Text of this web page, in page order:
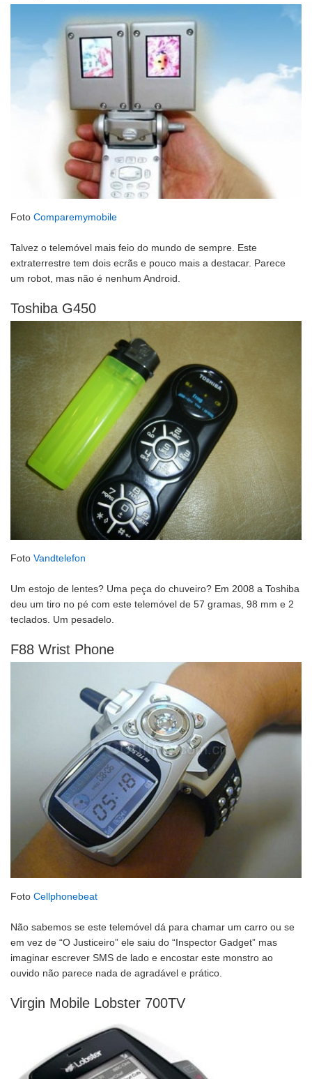
Foto Comparemymobile
Talvez o telemóvel mais feio do mundo de sempre. Este
extraterrestre tem dois ecrãs e pouco mais a destacar. Parece
um robot, mas não é nenhum Android.
Toshiba G450
Foto Vandtelefon
Um estojo de lentes? Uma peça do chuveiro? Em 2008 a Toshiba
deu um tiro no pé com este telemóvel de 57 gramas, 98 mm e 2
teclados. Um pesadelo.
F88 Wrist Phone
Foto Cellphonebeat
Não sabemos se este telemóvel dá para chamar um carro ou se
em vez de “O Justiceiro” ele saiu do “Inspector Gadget” mas
imaginar escrever SMS de lado e encostar este monstro ao
ouvido não parece nada de agradável e prático.
Virgin Mobile Lobster 700TV